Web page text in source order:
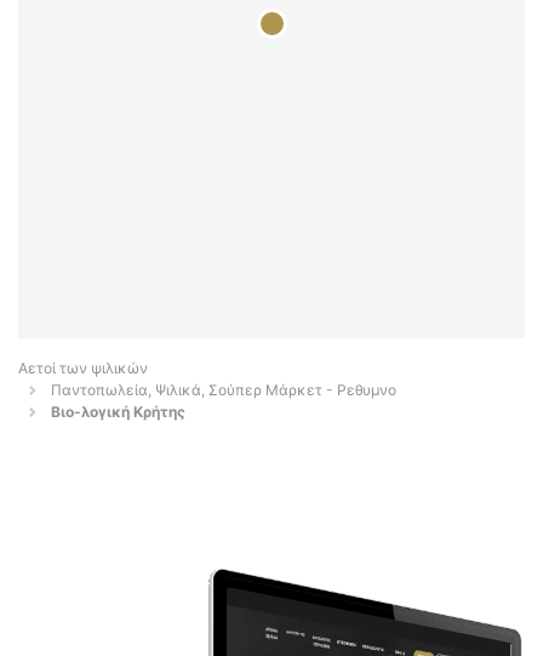
Αετοί των ψιλικών
Παντοπωλεία, Ψιλικά, Σούπερ Μάρκετ - Ρεθυμνο
Βιο-λογική Κρήτης